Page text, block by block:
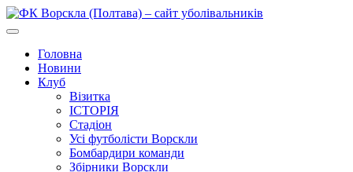
Головна
Новини
Клуб
Візитка
ІСТОРІЯ
Стадіон
Усі футболісти Ворскли
Бомбардири команди
Збірники Ворскли